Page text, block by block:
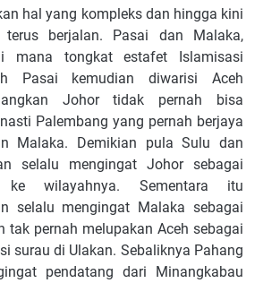
hal yang kompleks dan hingga kini
terus berjalan. Pasai dan Malaka,
mana tongkat estafet Islamisasi
Pasai kemudian diwarisi Aceh
Johor tidak pernah bisa
Palembang yang pernah berjaya
Malaka. Demikian pula Sulu dan
selalu mengingat Johor sebagai
ke wilayahnya. Sementara itu
selalu mengingat Malaka sebagai
tak pernah melupakan Aceh sebagai
surau di Ulakan. Sebaliknya Pahang
pendatang dari Minangkabau